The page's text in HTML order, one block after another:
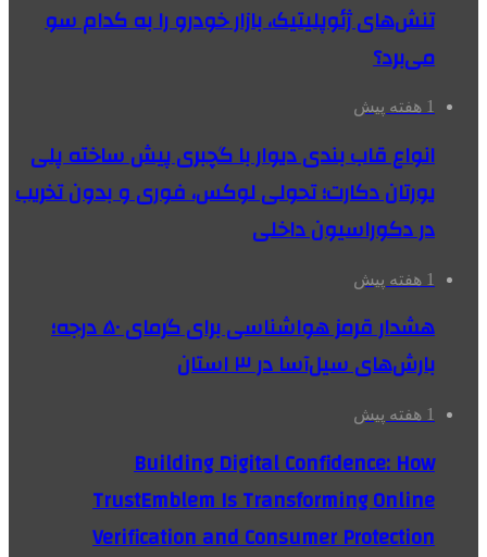
تنش‌های ژئوپلیتیک، بازار خودرو را به کدام سو
می‌برد؟
1 هفته پیش
انواع قاب بندی دیوار با گچبری پیش ساخته پلی
یورتان دکارت؛ تحولی لوکس، فوری و بدون تخریب
در دکوراسیون داخلی
1 هفته پیش
هشدار قرمز هواشناسی برای گرمای ۵۰ درجه؛
بارش‌های سیل‌آسا در ۳ استان
1 هفته پیش
Building Digital Confidence: How
TrustEmblem Is Transforming Online
Verification and Consumer Protection